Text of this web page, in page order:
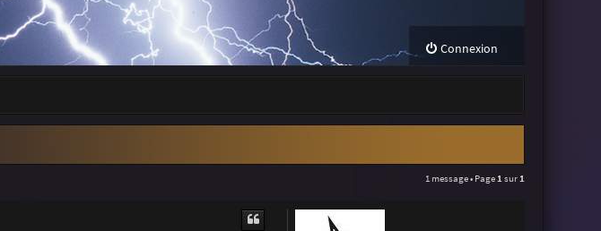
Connexion
1 message • Page 1 sur 1